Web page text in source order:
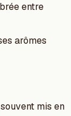
entre
arômes
mis en